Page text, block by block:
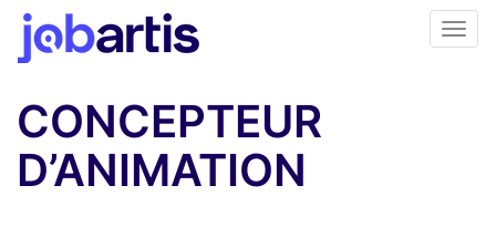
CONCEPTEUR
D’ANIMATION